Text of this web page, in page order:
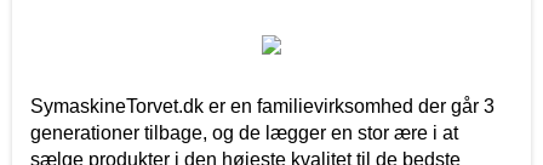
SymaskineTorvet.dk er en familievirksomhed der går 3
generationer tilbage, og de lægger en stor ære i at
sælge produkter i den højeste kvalitet til de bedste